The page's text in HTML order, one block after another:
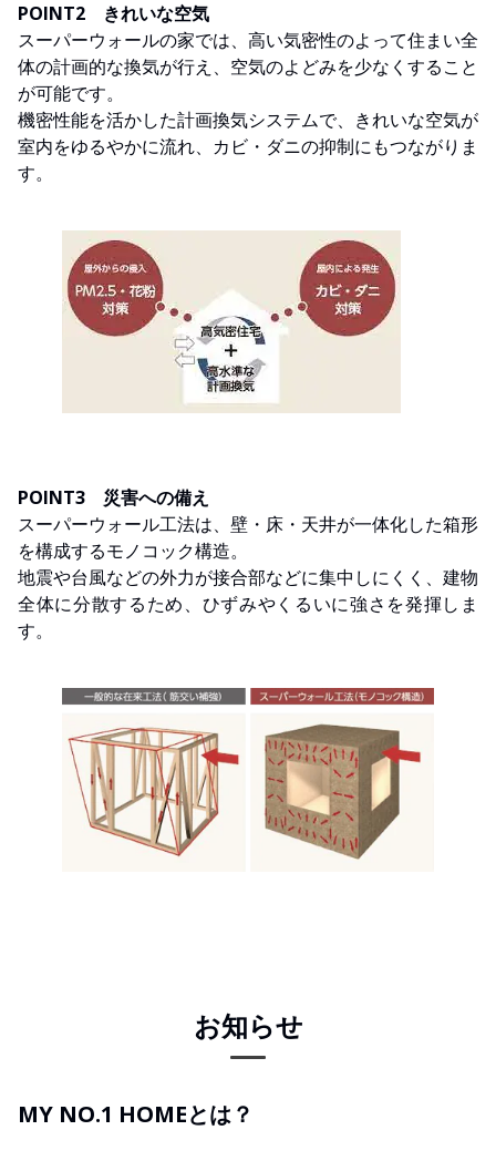
POINT2 きれいな空気
スーパーウォールの家では、高い気密性のよって住まい全
体の計画的な換気が行え、空気のよどみを少なくすること
が可能です。
機密性能を活かした計画換気システムで、きれいな空気が
室内をゆるやかに流れ、カビ・ダニの抑制にもつながりま
す。
POINT3 災害への備え
スーパーウォール工法は、壁・床・天井が一体化した箱形
を構成するモノコック構造。
地震や台風などの外力が接合部などに集中しにくく、建物
全体に分散するため、ひずみやくるいに強さを発揮しま
す。
お知らせ
MY NO.1 HOMEとは？